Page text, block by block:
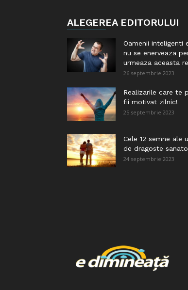
ALEGEREA EDITORULUI
Oamenii inteligenti
nu se enerveaza
urmeaza aceasta
26 septembrie 2023
Realizarile care te
fii motivat zilnic!
25 septembrie 2023
Cele 12 semne ale
de dragoste
24 septembrie 2023